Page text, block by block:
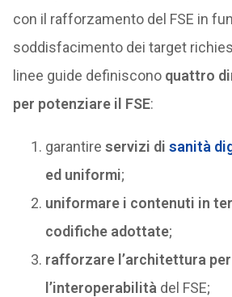
con il rafforzamento del FSE in
soddisfacimento dei target
linee guide definiscono quattro
per potenziare il FSE:
garantire servizi di sanità
ed uniformi;
uniformare i contenuti in
codifiche adottate;
rafforzare l’architettura
l’interoperabilità del FSE;